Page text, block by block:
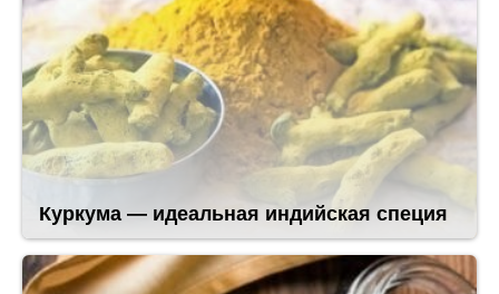
Куркума — идеальная индийская специя